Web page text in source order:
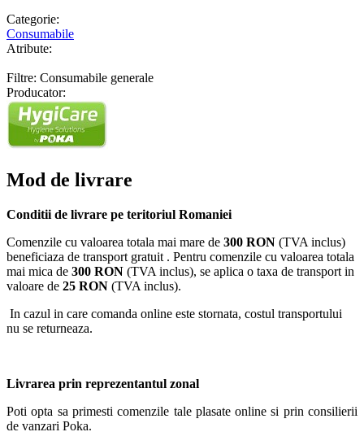
Categorie:
Consumabile
Atribute:
Filtre: Consumabile generale
Producator:
Mod de livrare
Conditii de livrare pe teritoriul Romaniei
Comenzile cu valoarea totala mai mare de 300 RON (TVA inclus)
beneficiaza de transport gratuit . Pentru comenzile cu valoarea totala
mai mica de 300 RON (TVA inclus), se aplica o taxa de transport in
valoare de 25 RON (TVA inclus).
In cazul in care comanda online este stornata, costul transportului
nu se returneaza.
Livrarea prin reprezentantul zonal
Poti opta sa primesti comenzile tale plasate online si prin consilierii
de vanzari Poka.